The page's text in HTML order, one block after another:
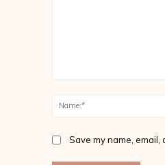
Save my name,